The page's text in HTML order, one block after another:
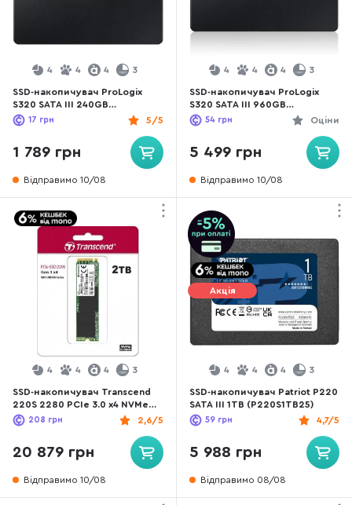
4 4 4 3
SSD-накопичувач ProLogix
S320 SATA III 240GB
(PRO240GS320)
5/5
17 грн
1 789 грн
Відправимо 10/08
4 4 4 3
SSD-накопичувач ProLogix
S320 SATA III 960GB
(PRO960GS320)
Оціни
54 грн
5 499 грн
Відправимо 10/08
4 4 4 3
SSD-накопичувач Transcend
220S 2280 PCIe 3.0 x4 NVMe
2TB (TS2TMTE220S)
2,6/5
208 грн
20 879 грн
Відправимо 10/08
Акція
4 4 4 3
SSD-накопичувач Patriot P220
SATA III 1TB (P220S1TB25)
4,7/5
59 грн
5 988 грн
Відправимо 08/08